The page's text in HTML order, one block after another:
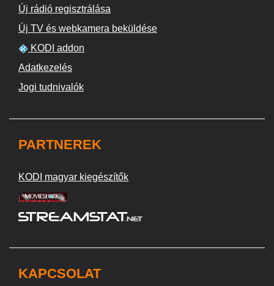
Új rádió regisztrálása
Új TV és webkamera beküldése
KODI addon
Adatkezelés
Jogi tudnivalók
PARTNEREK
KODI magyar kiegészítők
KAPCSOLAT